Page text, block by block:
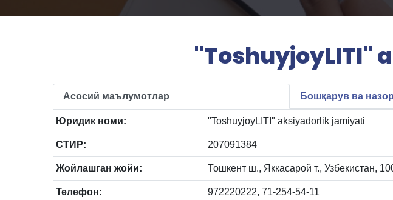
"ToshuyjoyLITI"
Асосий маълумотлар Бошқарув ва
Юридик номи: "ToshuyjoyLITI" aksiyadorlik jamiyati
СТИР: 207091384
Жойлашган жойи: Тошкент ш., Яккасарой т., Узбекистан,
Телефон: 972220222, 71-254-54-11